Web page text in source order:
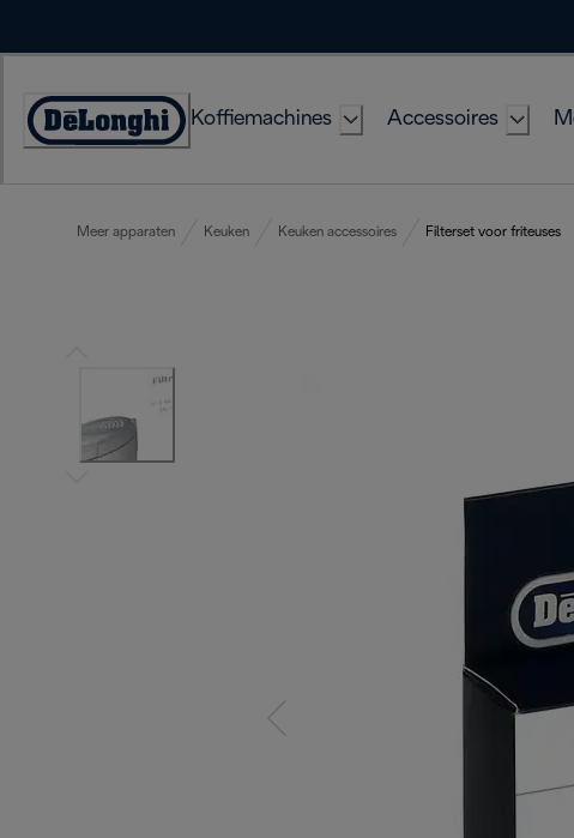
Accessibility
Koffiemachines Accessoires
Meer apparaten Keuken Keuken accessoires Filterset voor friteuses